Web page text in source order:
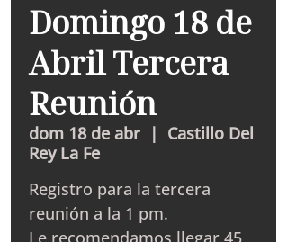
Domingo 18 de
Abril Tercera
Reunión
dom 18 de abr
  |
Castillo Del
Rey La Fe
Registro para la tercera
reunión a la 1 pm.
Le recomendamos llegar 45